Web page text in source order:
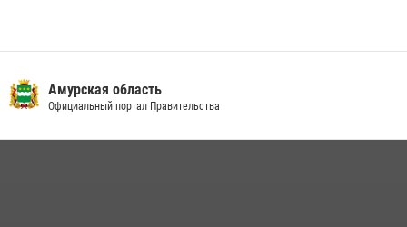
28 июля 2026, 09:01 3
Амурская область
Официальный портал Правительства